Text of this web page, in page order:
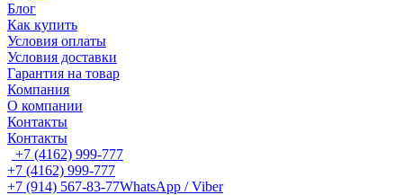
Блог
Как купить
Условия оплаты
Условия доставки
Гарантия на товар
Компания
О компании
Контакты
Контакты
+7 (4162) 999-777
+7 (4162) 999-777
+7 (914) 567-83-77WhatsApp / Viber